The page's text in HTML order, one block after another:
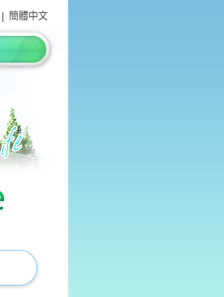
簡體中文